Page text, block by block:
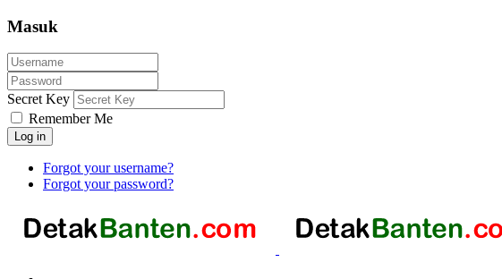
Masuk
Secret Key
Remember Me
Log in
Forgot your username?
Forgot your password?